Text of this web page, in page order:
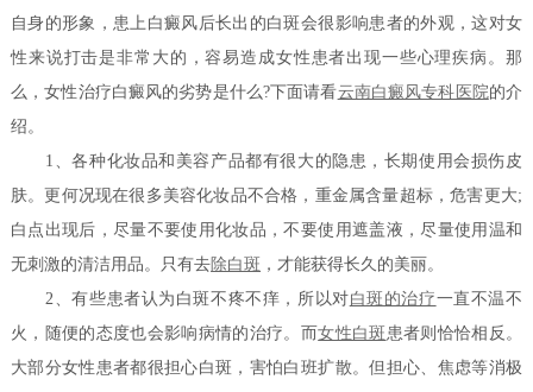
自身的形象，患上白癜风后长出的白斑会很影响患者的外观，这对女
性来说打击是非常大的，容易造成女性患者出现一些心理疾病。那
么，女性治疗白癜风的劣势是什么?下面请看云南白癜风专科医院的介
绍。
1、各种化妆品和美容产品都有很大的隐患，长期使用会损伤皮
肤。更何况现在很多美容化妆品不合格，重金属含量超标，危害更大;
白点出现后，尽量不要使用化妆品，不要使用遮盖液，尽量使用温和
无刺激的清洁用品。只有去除白斑 ，才能获得长久的美丽。
2、有些患者认为白斑不疼不痒，所以对白斑的治疗一直不温不
火，随便的态度也会影响病情的治疗。而女性白斑 患者则恰恰相反。
大部分女性患者都很担心白斑，害怕白班扩散。但担心、焦虑等消极